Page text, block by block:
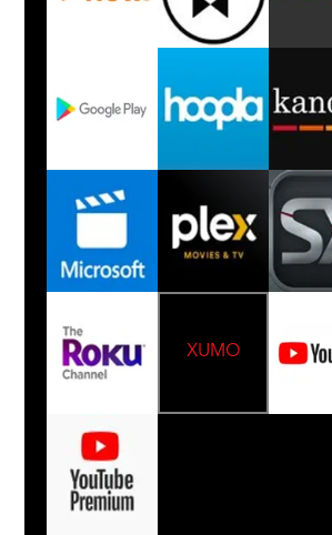
XUMO